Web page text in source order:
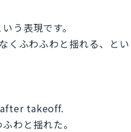
う表現です。
くふわふわと揺れる、と
takeoff.
わと揺れた。